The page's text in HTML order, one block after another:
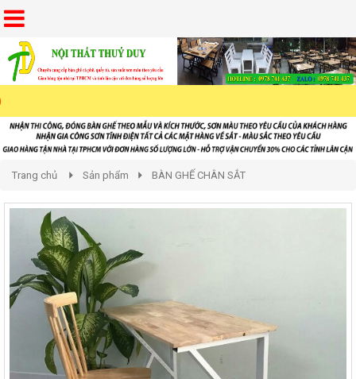
Trang chủ Sản phẩm BÀN GHẾ CHÂN SẮT